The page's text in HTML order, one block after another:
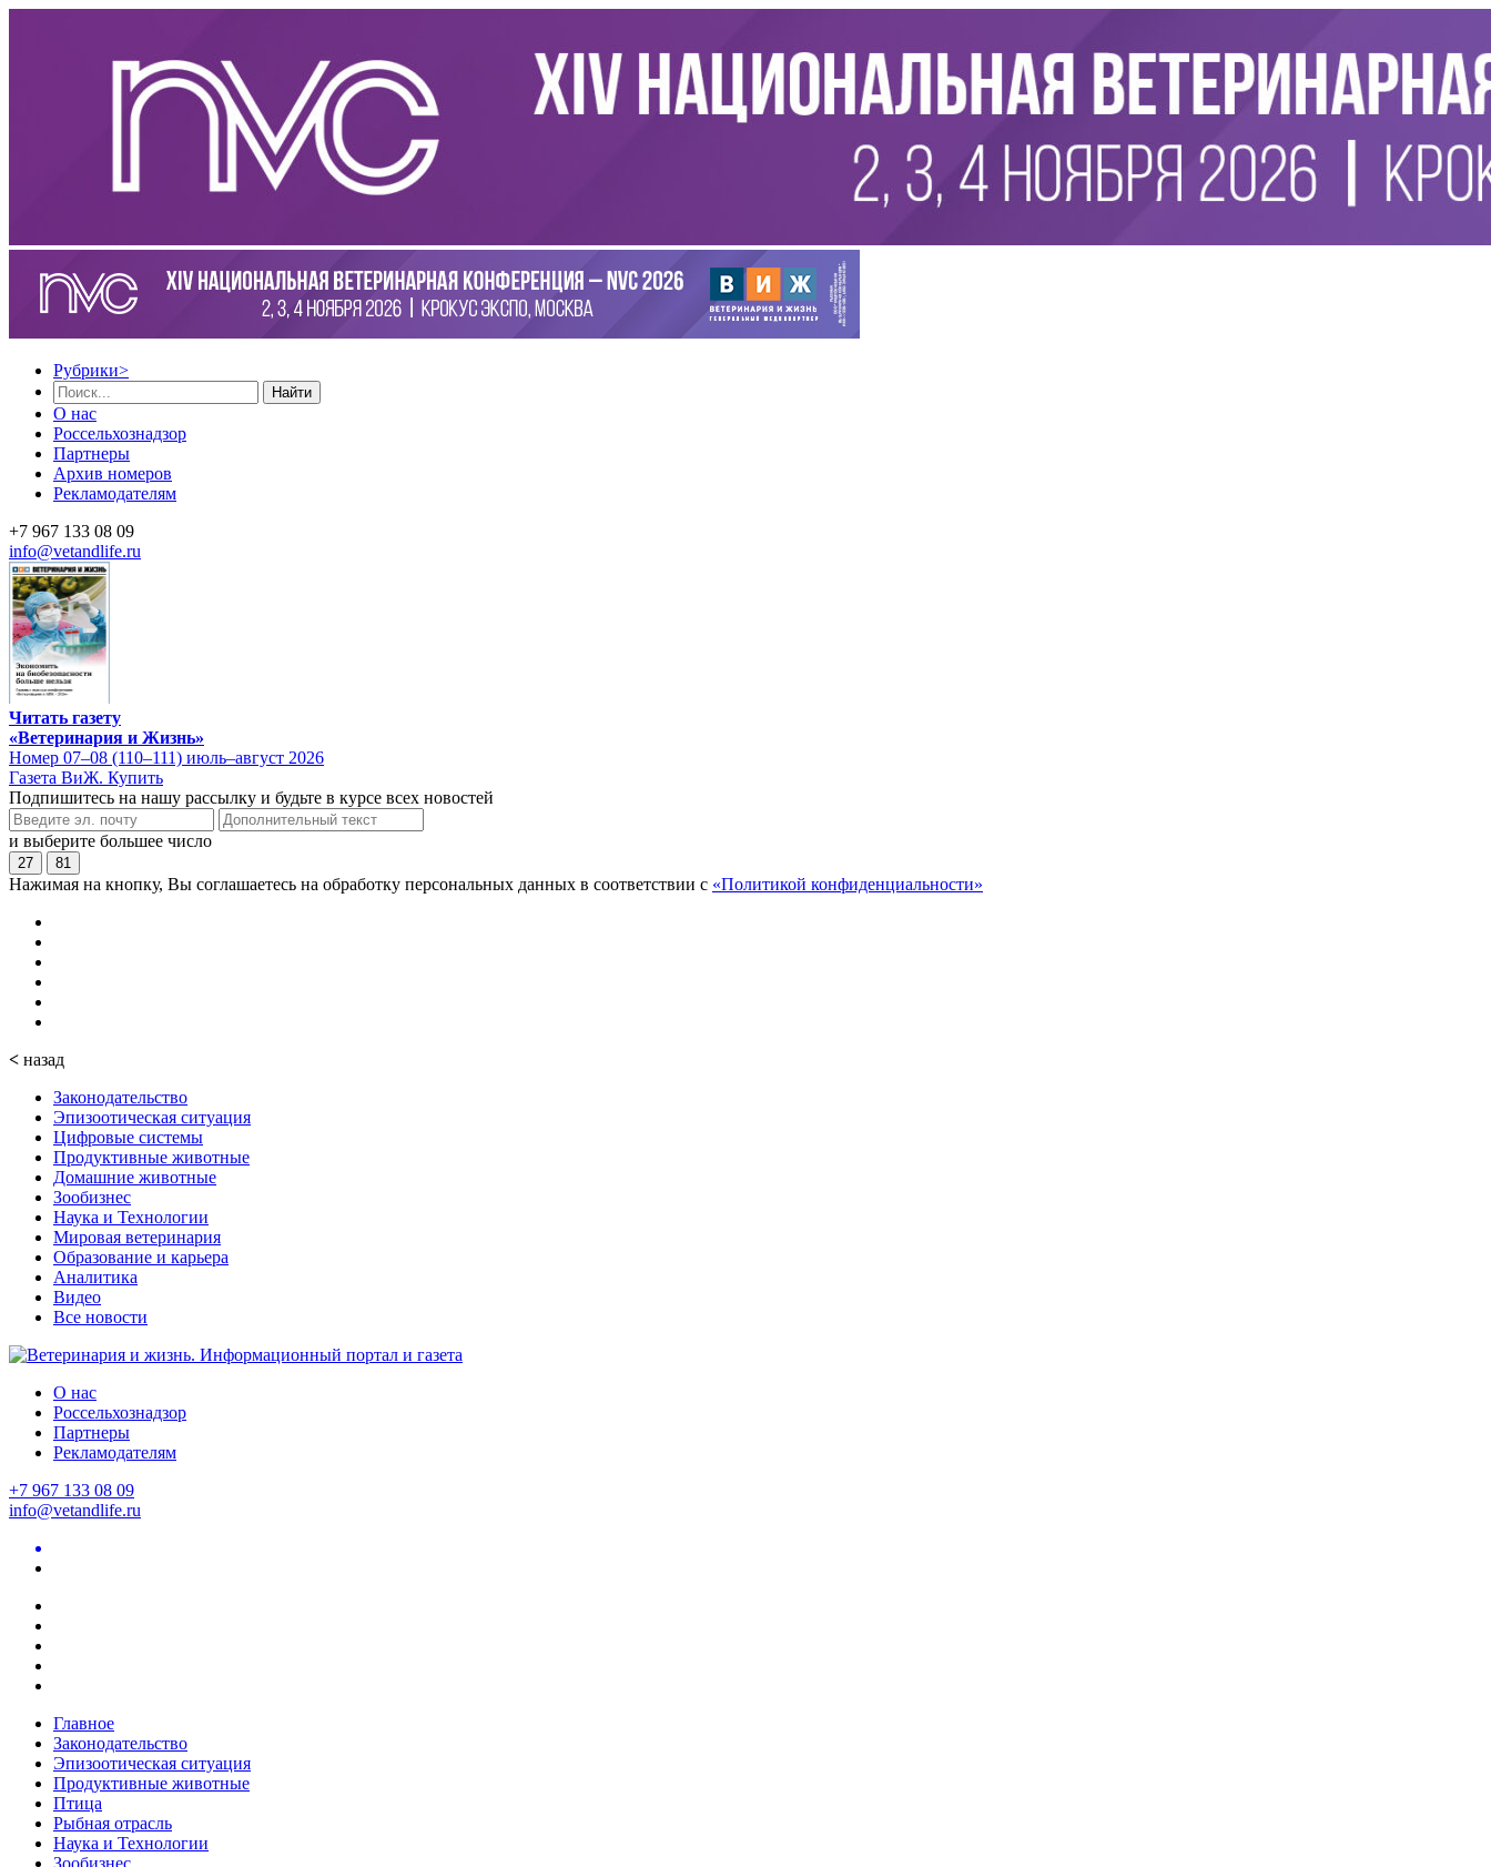
Рубрики>
Найти
О нас
Россельхознадзор
Партнеры
Архив номеров
Рекламодателям
+7 967 133 08 09
info@vetandlife.ru
Читать газету
«Ветеринария и Жизнь»
Номер 07–08 (110–111) июль–август 2026
Газета ВиЖ. Купить
Подпишитесь на нашу рассылку и будьте в курсе всех новостей
и выберите большее число
27 81
Нажимая на кнопку, Вы соглашаетесь на обработку персональных данных в соответствии с «Политикой конфиденциальности»
< назад
Законодательство
Эпизоотическая ситуация
Цифровые системы
Продуктивные животные
Домашние животные
Зообизнес
Наука и Технологии
Мировая ветеринария
Образование и карьера
Аналитика
Видео
Все новости
О нас
Россельхознадзор
Партнеры
Рекламодателям
+7 967 133 08 09
info@vetandlife.ru
Главное
Законодательство
Эпизоотическая ситуация
Продуктивные животные
Птица
Рыбная отрасль
Наука и Технологии
Зообизнес